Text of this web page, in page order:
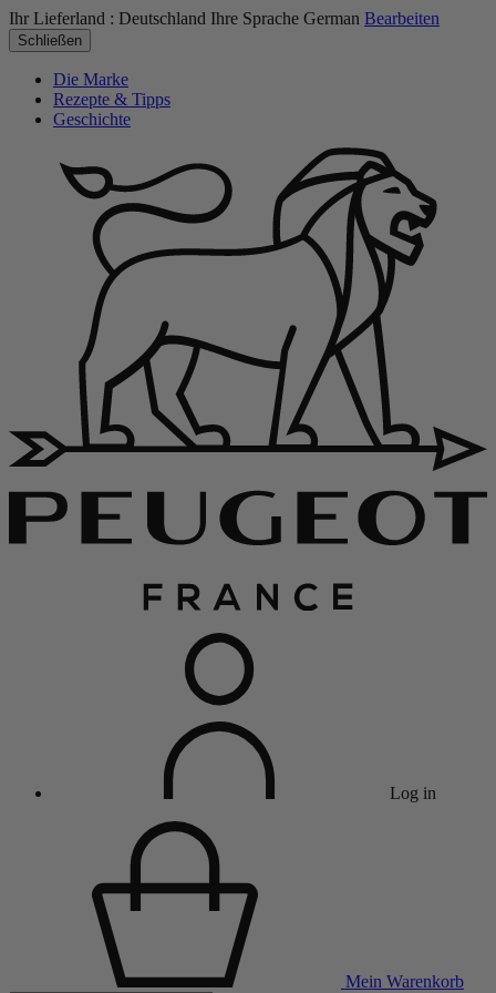
Ihr Lieferland : Deutschland Ihre Sprache German Bearbeiten
Schließen
Die Marke
Rezepte & Tipps
Geschichte
Log in
Mein Warenkorb